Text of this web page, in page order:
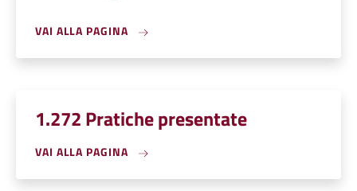
VAI ALLA PAGINA
1.272 Pratiche presentate
VAI ALLA PAGINA